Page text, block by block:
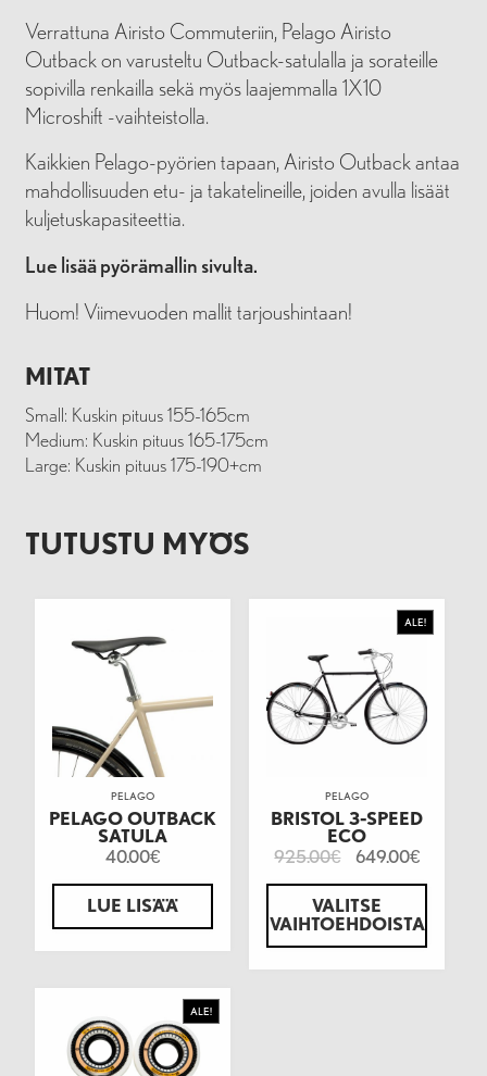
Verrattuna Airisto Commuteriin, Pelago Airisto
Outback on varusteltu Outback-satulalla ja sorateille
sopivilla renkailla sekä myös laajemmalla 1X10
Microshift -vaihteistolla.
Kaikkien Pelago-pyörien tapaan, Airisto Outback antaa
mahdollisuuden etu- ja takatelineille, joiden avulla lisäät
kuljetuskapasiteettia.
Lue lisää pyörämallin sivulta.
Huom! Viimevuoden mallit tarjoushintaan!
MITAT
Small: Kuskin pituus 155-165cm
Medium: Kuskin pituus 165-175cm
Large: Kuskin pituus 175-190+cm
TUTUSTU MYÖS
PELAGO
PELAGO OUTBACK
SATULA
40.00€
LUE LISÄÄ
PELAGO
BRISTOL 3-SPEED
ECO
ALE!
925.00€ 649.00€
VALITSE
VAIHTOEHDOISTA
ALE!